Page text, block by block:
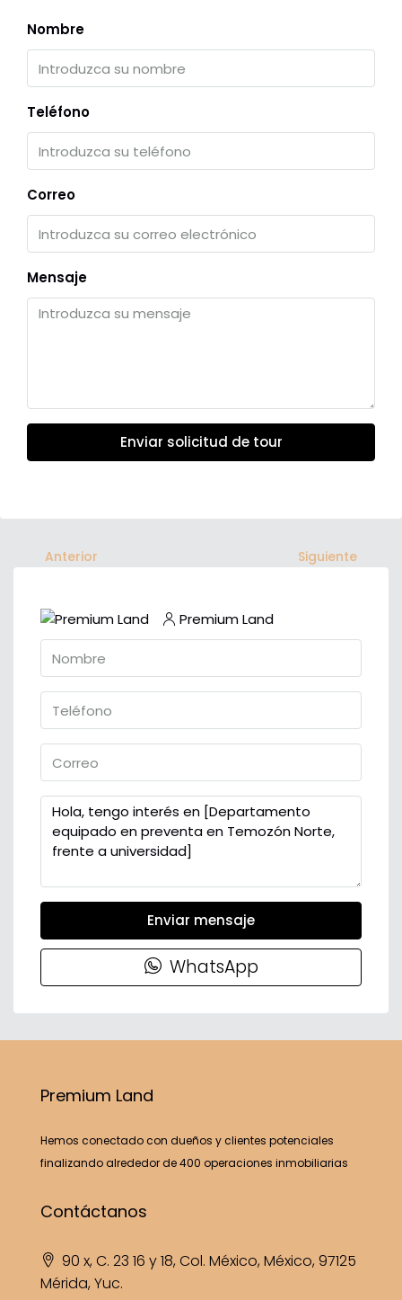
Nombre
Teléfono
Correo
Mensaje
Enviar solicitud de tour
Anterior Siguiente
Premium Land
Enviar mensaje
WhatsApp
Premium Land
Hemos conectado con dueños y clientes potenciales
finalizando alrededor de 400 operaciones inmobiliarias
Contáctanos
90 x, C. 23 16 y 18, Col. México, México, 97125
Mérida, Yuc.